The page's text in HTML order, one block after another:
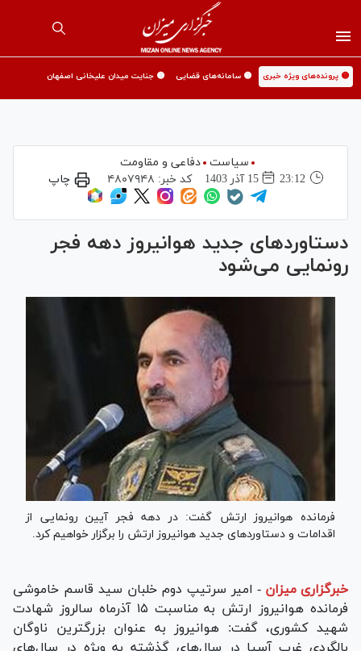
🟡 پرونده‌های ویژه خبری 🟡 سامانه‌های قضایی 🟡 جنایت میدان علیخانی اصفهان
سیاست
دفاعی و مقاومت
23:12
15 آذر 1403 کد خبر: ۴۸۰۷۹۴۸ چاپ
دستاورد‌های جدید هوانیروز دهه فجر
رونمایی می‌شود
فرمانده هوانیروز ارتش گفت: در دهه فجر آیین رونمایی از
اقدامات و دستاورد‌های جدید هوانیروز ارتش را برگزار خواهیم کرد.
خبرگزاری میزان - امیر سرتیپ دوم خلبان سید قاسم خاموشی
فرمانده هوانیروز ارتش به مناسبت ۱۵ آذرماه سالروز شهادت
شهید کشوری، گفت: هوانیروز به عنوان بزرگترین ناوگان